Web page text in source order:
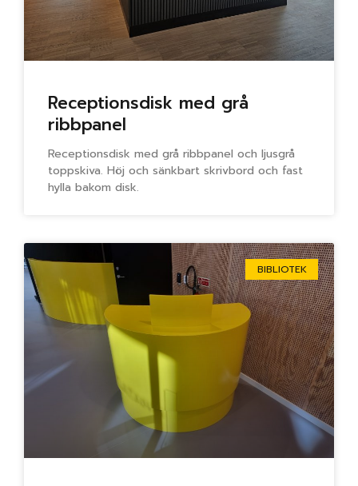
Receptionsdisk med grå
ribbpanel
Receptionsdisk med grå ribbpanel och ljusgrå
toppskiva. Höj och sänkbart skrivbord och fast
hylla bakom disk.
BIBLIOTEK